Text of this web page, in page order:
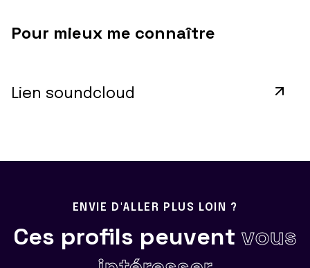
Pour mieux me connaître
Lien soundcloud
ENVIE D'ALLER PLUS LOIN ?
Ces profils peuvent vous